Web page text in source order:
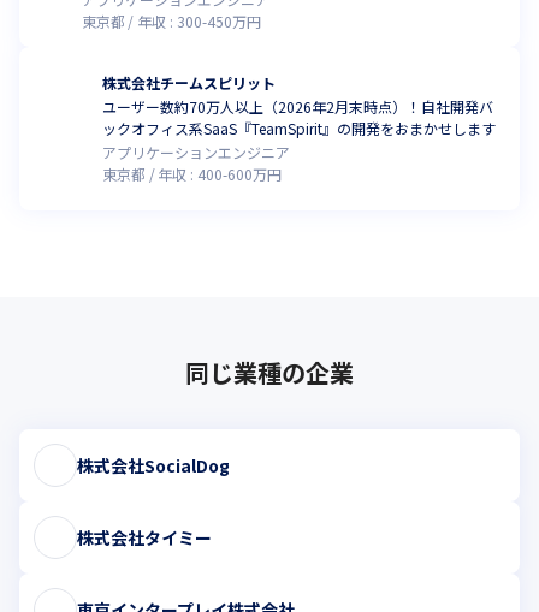
東京都
年収 : 300-450万円
株式会社チームスピリット
ユーザー数約70万人以上（2026年2月末時点）！自社開発バ
ックオフィス系SaaS『TeamSpirit』の開発をおまかせします
アプリケーションエンジニア
東京都
年収 : 400-600万円
同じ業種の企業
株式会社SocialDog
株式会社タイミー